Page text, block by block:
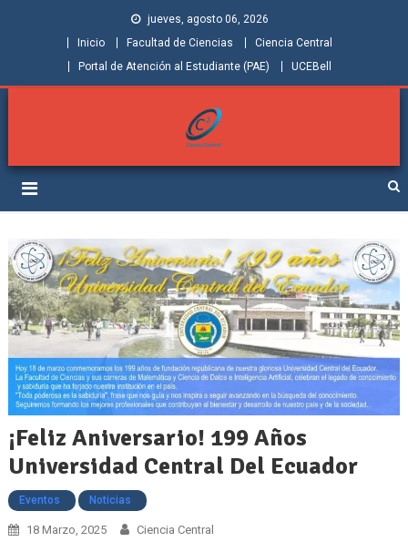
jueves, agosto 06, 2026
Inicio
Facultad de Ciencias
Ciencia Central
Portal de Atención al Estudiante (PAE)
UCEBell
Facultad de Ciencias |
Ciencia Central
¡Feliz Aniversario! 199 Años
Universidad Central Del Ecuador
Eventos Noticias
18 Marzo, 2025 Ciencia Central